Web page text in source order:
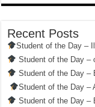
Recent Posts
Student of the Day –
Student of the Day –
Student of the Day –
Student of the Day –
Student of the Day –